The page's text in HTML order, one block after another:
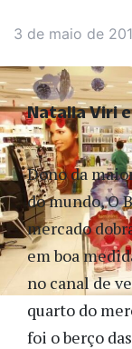
3 de maio de
Dono da
do mundo, O
mercado
em boa
no canal de
quarto do
foi o berço
Natalia Viri